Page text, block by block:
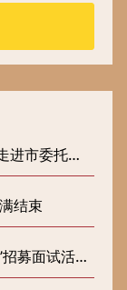
委托管课堂
结束
活动圆满落幕